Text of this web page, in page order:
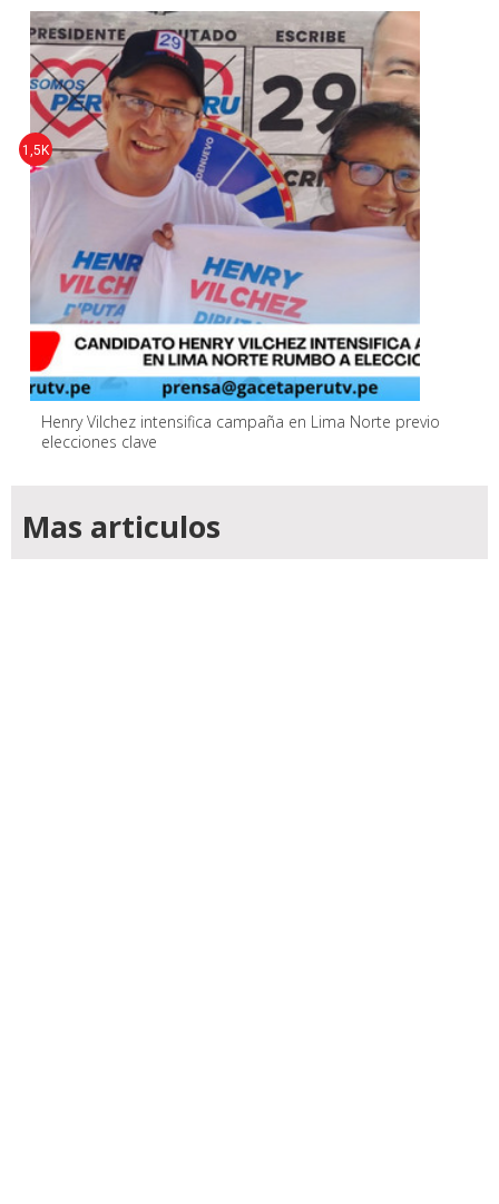
Henry Vilchez intensifica campaña en Lima Norte previo
elecciones clave
1,5K
Mas articulos